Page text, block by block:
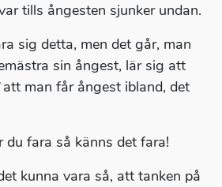
tills ångesten sjunker undan.
sig detta, men det går, man
sin ångest, lär sig att
att man får ångest ibland, det
du fara så känns det fara!
kunna vara så, att tanken på